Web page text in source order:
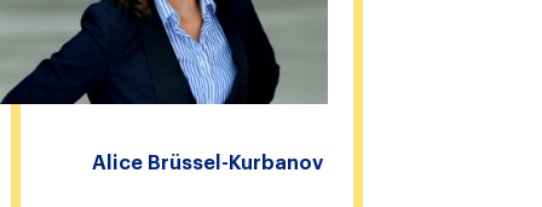
Alice Brüssel-Kurbanov